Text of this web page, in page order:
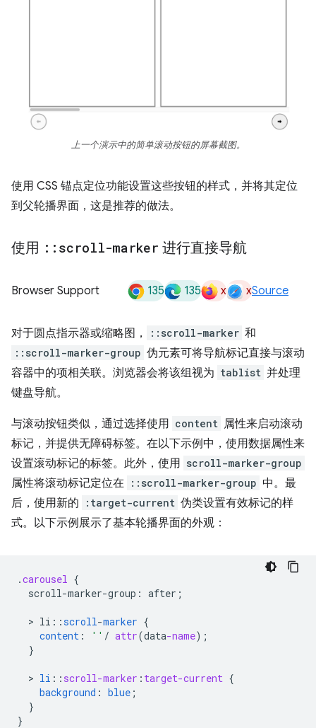
上一个演示中的简单滚动按钮的屏幕截图。
使用 CSS 锚点定位功能设置这些按钮的样式，并将其定位
到父轮播界面，这是推荐的做法。
使用 :: scroll-marker 进行直接导航
Browser Support 135 135 x xSource
对于圆点指示器或缩略图， ::scroll-marker 和
::scroll-marker-group 伪元素可将导航标记直接与滚动
容器中的项相关联。浏览器会将该组视为 tablist 并处理
键盘导航。
与滚动按钮类似，通过选择使用 content 属性来启动滚动
标记，并提供无障碍标签。在以下示例中，使用数据属性来
设置滚动标记的标签。此外，使用 scroll-marker-group
属性将滚动标记定位在 ::scroll-marker-group 中。最
后，使用新的
:target-current 伪类设置有效标记的样
式。以下示例展示了基本轮播界面的外观：
.carousel {
scroll-marker-group : after ;
  >
li : :scroll-marker {
content : '' / attr(data-name);
}
  >
li :: scroll-marker : target-current {
background : blue ;
}
}